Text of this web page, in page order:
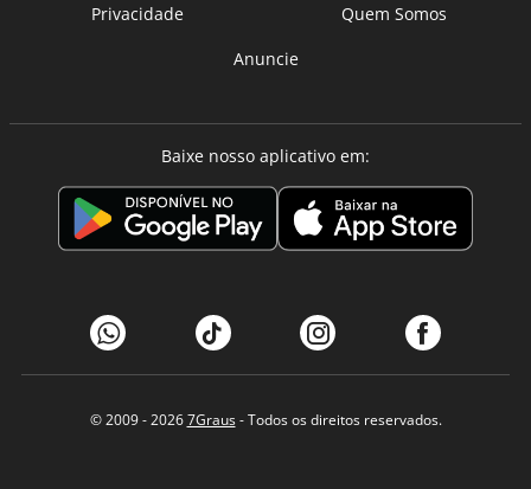
Privacidade
Quem Somos
Anuncie
Baixe nosso aplicativo em:
© 2009 - 20267Graus- Todos os direitos reservados.